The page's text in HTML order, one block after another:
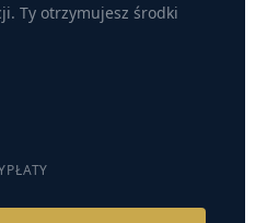
Ty otrzymujesz środki